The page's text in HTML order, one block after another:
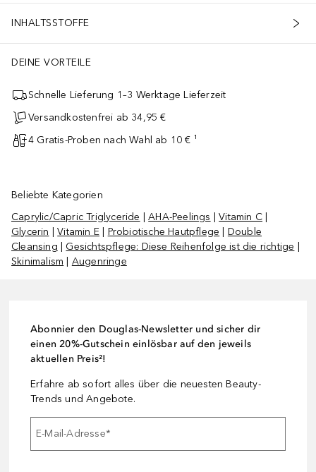
INHALTSSTOFFE
DEINE VORTEILE
Schnelle Lieferung 1–3 Werktage Lieferzeit
Versandkostenfrei ab 34,95 €
4 Gratis-Proben nach Wahl ab 10 € ¹
Beliebte Kategorien
Caprylic/Capric Triglyceride |AHA-Peelings |Vitamin C
Glycerin |Vitamin E Probiotische Hautpflege
Double
Cleansing
Gesichtspflege: Diese Reihenfolge ist die richtige
Skinimalism
Augenringe
Abonnier den Douglas-Newsletter und sicher dir
einen 20%-Gutschein einlösbar auf den jeweils
aktuellen Preis²!
Erfahre ab sofort alles über die neuesten Beauty-
Trends und Angebote.
E-Mail-Adresse*